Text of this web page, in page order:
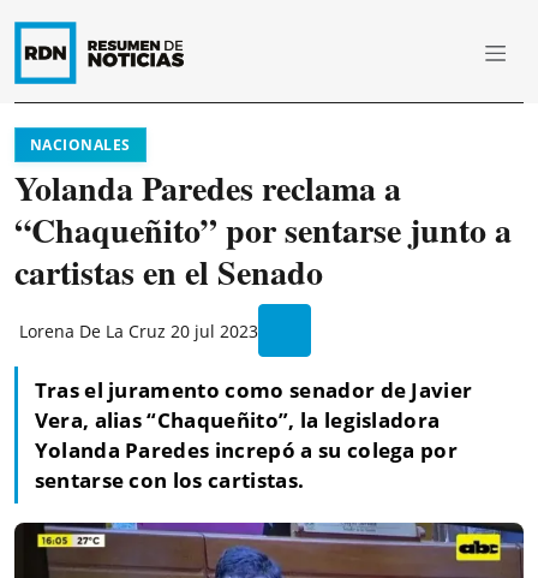
NACIONALES
Yolanda Paredes reclama a
“Chaqueñito” por sentarse junto a
cartistas en el Senado
Lorena De La Cruz 20 jul 2023
Tras el juramento como senador de Javier
Vera, alias “Chaqueñito”, la legisladora
Yolanda Paredes increpó a su colega por
sentarse con los cartistas.